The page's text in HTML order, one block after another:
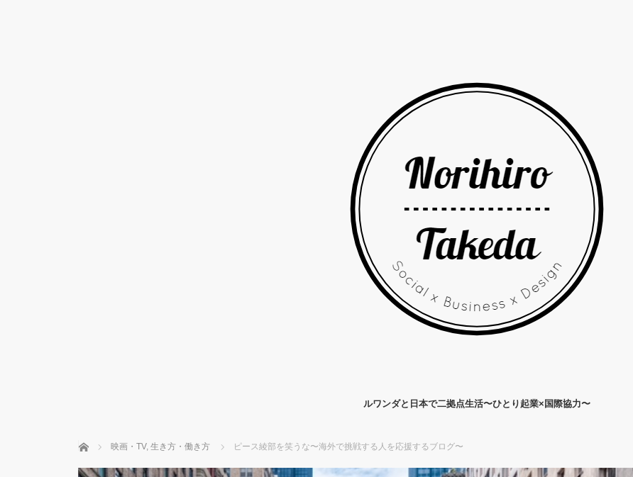
ルワンダと日本で二拠点生活〜ひとり起業×国際協力〜
ホーム 映画・TV, 生き方・働き方 ピース綾部を笑うな〜海外で挑戦する人を応援するブログ〜